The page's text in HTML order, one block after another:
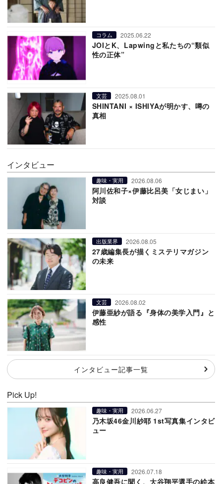
コラム 2025.06.22
JOIとK、Lapwingと私たちの“類似
性の正体”
文芸 2025.08.01
SHINTANI × ISHIYAが明かす、噂の
真相
インタビュー
趣味・実用 2026.08.06
阿川佐和子×伊藤比呂美「女じまい」
対談
出版業界 2026.08.05
27歳編集長が描くミステリマガジン
の未来
文芸 2026.08.02
伊藤亜紗が語る『身体の美学入門』と
感性
インタビュー記事一覧
Pick Up!
趣味・実用 2026.06.27
乃木坂46金川紗耶 1st写真集インタビ
ュー
趣味・実用 2026.07.18
高良健吾に聞く、大谷翔平選手の絵本